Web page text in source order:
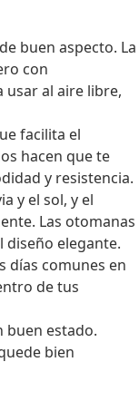
buen aspecto. La
con
usar al aire libre,
facilita el
hacen que te
y resistencia.
y el sol, y el
Las otomanas
elegante.
días comunes en
de tus
buen estado.
bien